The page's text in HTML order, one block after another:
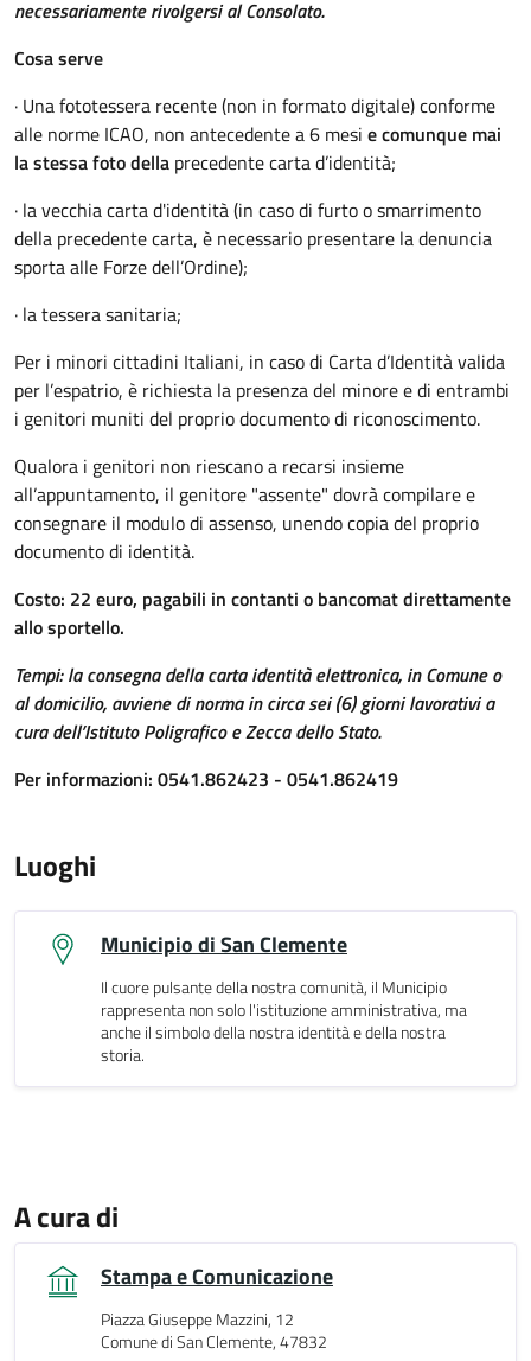
necessariamente rivolgersi al Consolato.
Cosa serve
· Una fototessera recente (non in formato digitale) conforme
alle norme ICAO, non antecedente a 6 mesi e comunque mai
la stessa foto della precedente carta d’identità;
· la vecchia carta d'identità (in caso di furto o smarrimento
della precedente carta, è necessario presentare la denuncia
sporta alle Forze dell’Ordine);
· la tessera sanitaria;
Per i minori cittadini Italiani, in caso di Carta d’Identità valida
per l’espatrio, è richiesta la presenza del minore e di entrambi
i genitori muniti del proprio documento di riconoscimento.
Qualora i genitori non riescano a recarsi insieme
all’appuntamento, il genitore "assente" dovrà compilare e
consegnare il modulo di assenso, unendo copia del proprio
documento di identità.
Costo: 22 euro, pagabili in contanti o bancomat direttamente
allo sportello.
Tempi: la consegna della carta identità elettronica, in Comune o
al domicilio, avviene di norma in circa sei (6) giorni lavorativi a
cura dell’Istituto Poligrafico e Zecca dello Stato.
Per informazioni: 0541.862423 - 0541.862419
Luoghi
Municipio di San Clemente
Il cuore pulsante della nostra comunità, il Municipio
rappresenta non solo l'istituzione amministrativa, ma
anche il simbolo della nostra identità e della nostra
storia.
A cura di
Stampa e Comunicazione
Piazza Giuseppe Mazzini, 12
Comune di San Clemente, 47832